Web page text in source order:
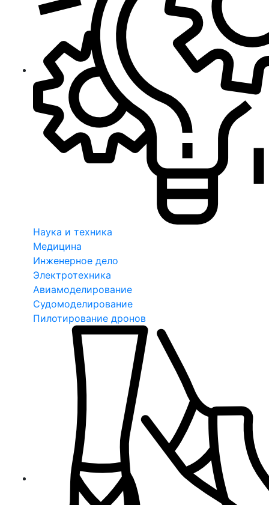
Наука и техника
Медицина
Инженерное дело
Электротехника
Авиамоделирование
Судомоделирование
Пилотирование дронов